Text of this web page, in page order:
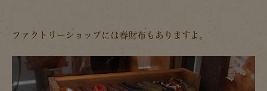
ファクトリーショップには春財布もありますよ。